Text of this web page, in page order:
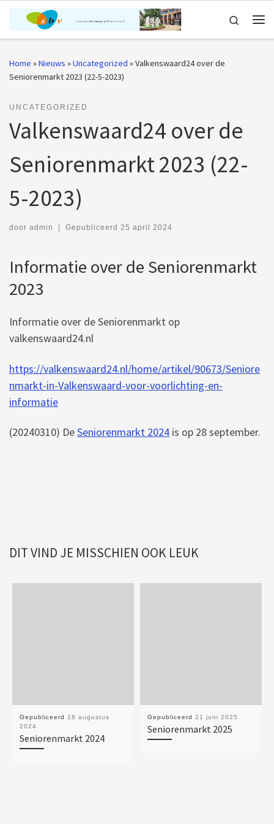
Ga naar inhoud
Search
Home »Nieuws »Uncategorized »Valkenswaard24 over de
Seniorenmarkt 2023 (22-5-2023)
UNCATEGORIZED
Valkenswaard24 over de
Seniorenmarkt 2023 (22-
5-2023)
door admin | Gepubliceerd 25 april 2024
Informatie over de Seniorenmarkt
2023
Informatie over de Seniorenmarkt op
valkenswaard24.nl
https://valkenswaard24.nl/home/artikel/90673/Seniore
nmarkt-in-Valkenswaard-voor-voorlichting-en-
informatie
(20240310) DeSeniorenmarkt 2024 is op 28 september.
DIT VIND JE MISSCHIEN OOK LEUK
Gepubliceerd
18 augustus
2024
Seniorenmarkt 2024
Gepubliceerd 21 juni 2025
Seniorenmarkt 2025